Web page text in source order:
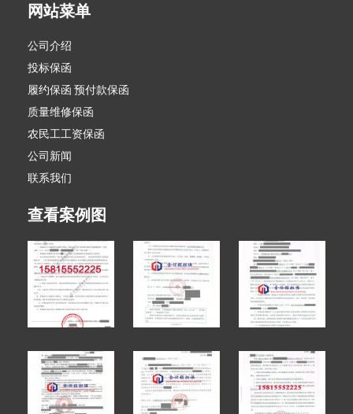
网站菜单
公司介绍
投标保函
履约保函 预付款保函
质量维修保函
农民工工资保函
公司新闻
联系我们
查看案例图